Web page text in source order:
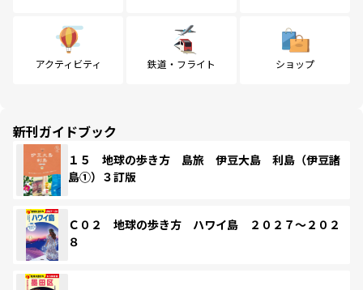
アクティビティ 鉄道・フライト ショップ
新刊ガイドブック
１５ 地球の歩き方 島旅 伊豆大島 利島（伊豆諸
島①）３訂版
Ｃ０２ 地球の歩き方 ハワイ島 ２０２７～２０２
８